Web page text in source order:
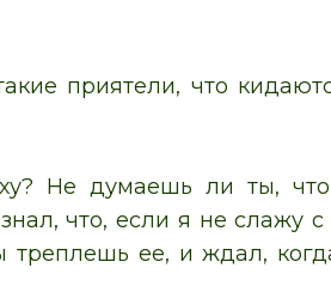
приятели, что
Не думаешь ли ты, что
что, если я не слажу с
треплешь ее, и ждал,